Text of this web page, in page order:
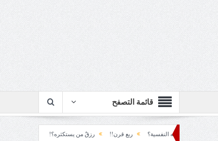
قائمة التصفح
قنابله النفسية؟ ربع قرن!! رزقٌ من يستكثره؟! منطق الأرضة